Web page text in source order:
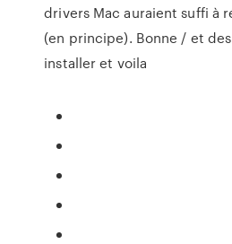
drivers Mac auraient suffi à
(en principe). Bonne / et
installer et voila